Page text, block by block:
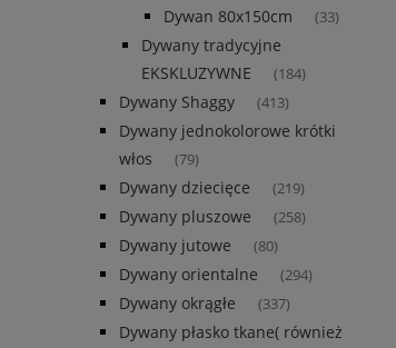
Dywan 80x150cm (33)
Dywany tradycyjne
EKSKLUZYWNE
(184)
Dywany Shaggy (413)
Dywany jednokolorowe krótki
włos
(79)
Dywany dziecięce (219)
Dywany pluszowe (258)
Dywany jutowe (80)
Dywany orientalne (294)
Dywany okrągłe (337)
Dywany płasko tkane( również